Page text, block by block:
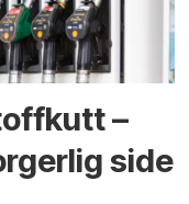
–
side